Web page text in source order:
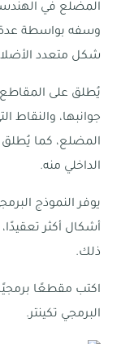
المضلع في
وسفه بواسطة
شكل متعدد
يُطلق على
جوانبها، والنقاط
المضلع، كما
الداخلي منه.
يوفر النموذج
أشكال أكثر
ذلك.
اكتب مقطعًا
البرمجي تكينتر.